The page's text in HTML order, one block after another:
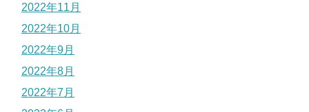
2022年11月
2022年10月
2022年9月
2022年8月
2022年7月